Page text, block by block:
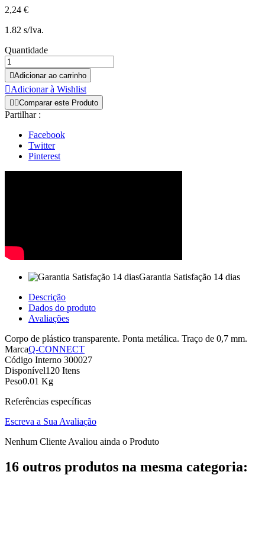
2,24 €
1.82 s/Iva.
Quantidade
Adicionar ao carrinho
Adicionar à Wishlist
 Comparar este Produto
Partilhar :
Facebook
Twitter
Pinterest
Garantia Satisfação 14 dias
Descrição
Dados do produto
Avaliações
Corpo de plástico transparente. Ponta metálica. Traço de 0,7 mm.
MarcaQ-CONNECT
Código Interno 300027
Disponível120 Itens
Peso0.01 Kg
Referências específicas
Escreva a Sua Avaliação
Nenhum Cliente Avaliou ainda o Produto
16 outros produtos na mesma categoria: